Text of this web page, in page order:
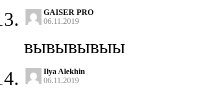
GAISER PRO
06.11.2019
вывывывыы
Ilya Alekhin
06.11.2019